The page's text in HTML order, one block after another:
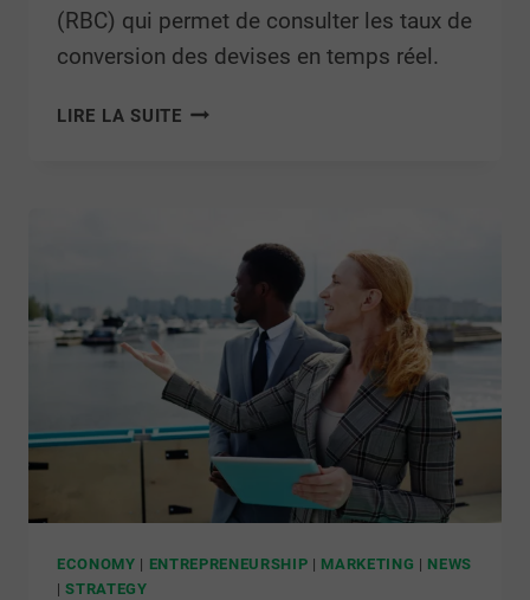
(RBC) qui permet de consulter les taux de
conversion des devises en temps réel.
LIRE LA SUITE
ECONOMY | ENTREPRENEURSHIP | MARKETING | NEWS
|STRATEGY